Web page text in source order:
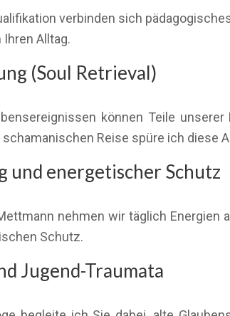
verbinden sich
Alltag.
(Soul Retrieval)
können Teile
Reise spüre ich diese
und energetischer Schutz
nehmen wir täglich
Schutz.
Jugend-Traumata